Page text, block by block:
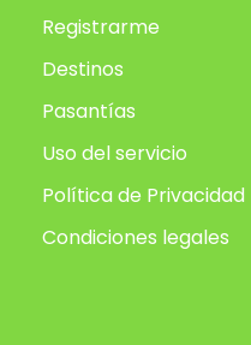
Registrarme
Destinos
Pasantías
Uso del servicio
Política de Privacidad
Condiciones legales